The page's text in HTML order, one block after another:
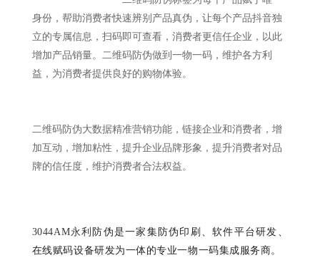
身份，帮助消费者快速辨别产品真伪，让每个产品抖音独
立的专属信息，扫码即可查看，消费者更信任企业，以此
增加产品销量。二维码防伪做到一物一码，维护各方利
益，为消费者提供良好的购物体验。
二维码防伪大数据精准营销功能，链接企业和消费者，增
加互动，增加粘性，提升企业品牌形象，提升消费者对品
牌的信任度，维护消费者合法权益。
3044AM永利 防伪是一家集防伪印刷、软件平台研发、
在线赋码设备研发为一体的专业一物一码集成服务商。